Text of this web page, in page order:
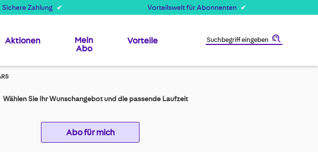
Sichere Zahlung Vorteilswelt für Abonnenten
Aktionen
Mein
Abo
Vorteile
Wählen Sie Ihr Wunschangebot und die passende Laufzeit
Abo für mich